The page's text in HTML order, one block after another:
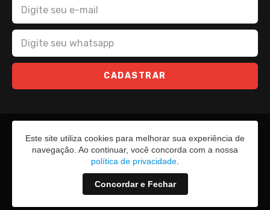
CADASTRAR
Este site utiliza cookies para melhorar sua experiência de
navegação. Ao continuar, você concorda com a nossa
política de privacidade
Concordar e Fechar